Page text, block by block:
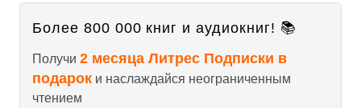
Более 800 000 книг и аудиокниг! 📚
Получи 2 месяца Литрес Подписки в
подарок и наслаждайся неограниченным
чтением